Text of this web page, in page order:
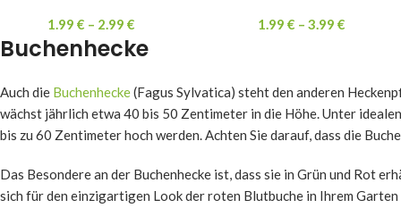
1.99€ – 2.99€ 1.99€ –3.99€
Buchenhecke
Auch die Buchenhecke(Fagus Sylvatica) steht den anderen
wächst jährlich etwa 40 bis 50 Zentimeter in die Höhe. Unter
bis zu 60 Zentimeter hoch werden. Achten Sie darauf, dass die
Das Besondere an der Buchenhecke ist, dass sie in Grün und Rot
sich für den einzigartigen Look der roten Blutbuche in Ihrem